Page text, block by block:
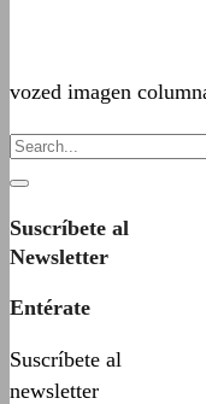
vozed imagen
Suscríbete al
Newsletter
Entérate
Suscríbete al
newsletter